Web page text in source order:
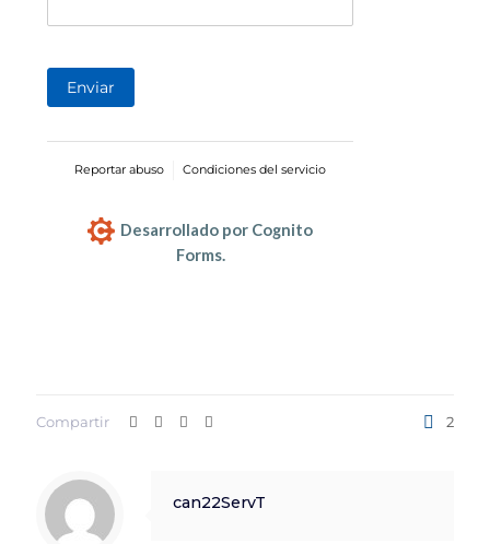
Enviar
Reportar abuso Condiciones del servicio
Desarrollado por Cognito
Forms.
Compartir 2
can22ServT